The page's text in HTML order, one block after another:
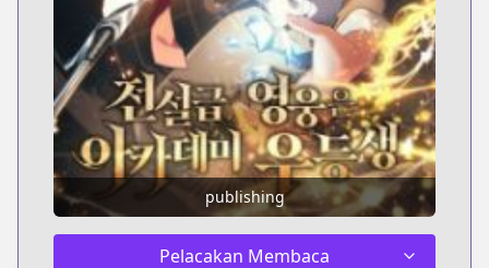
publishing
Pelacakan Membaca